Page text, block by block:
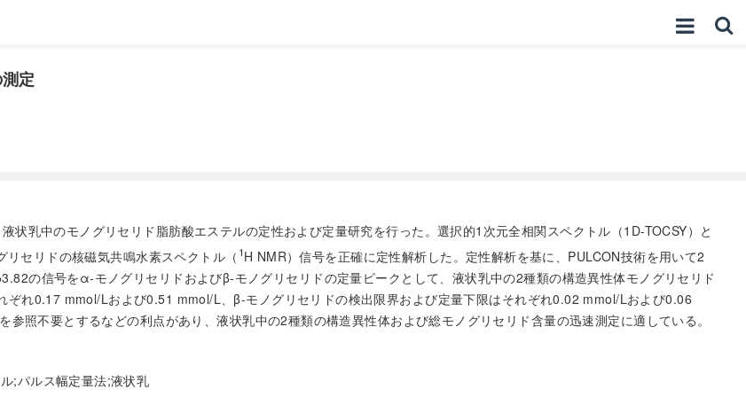
定
状乳中のモノグリセリド脂肪酸エステルの定性および定量研究を行った。選択的1次元全相関スペクトル（1D-TOCSY）と
セリドの核磁気共鳴水素スペクトル（ 1H NMR）信号を正確に定性解析した。定性解析を基に、PULCON技術を用いて2
3.82の信号をα-モノグリセリドおよびβ-モノグリセリドの定量ピークとして、液状乳中の2種類の構造異性体モノグリセリド
れ0.17 mmol/Lおよび0.51 mmol/L、β-モノグリセリドの検出限界および定量下限はそれぞれ0.02 mmol/Lおよび0.06
照不要とするなどの利点があり、液状乳中の2種類の構造異性体および総モノグリセリド含量の迅速測定に適している。
;パルス幅定量法;液状乳